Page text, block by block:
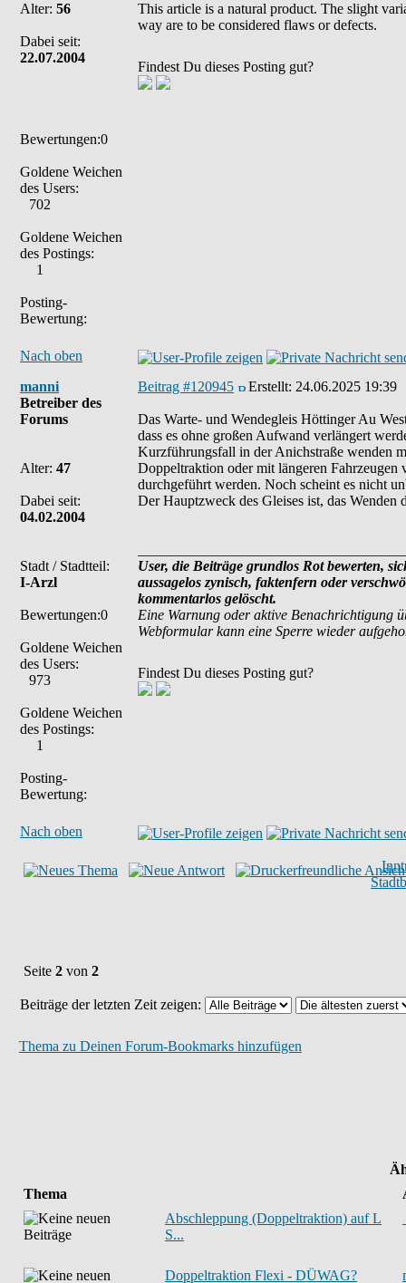
Alter: 56
Dabei seit:
22.07.2004
Bewertungen:0
Goldene Weichen
des Users:
702
Goldene Weichen
des Postings:
1
Posting-
Bewertung:
This article is a natural product. The slight
way are to be considered flaws or defects.
Findest Du dieses Posting gut?
Nach oben
manni
Betreiber des
Forums
Alter: 47
Dabei seit:
04.02.2004
Stadt / Stadtteil:
I-Arzl
Bewertungen:0
Goldene Weichen
des Users:
973
Goldene Weichen
des Postings:
1
Posting-
Bewertung:
Beitrag #120945 Erstellt: 24.06.2025 19:39
Das Warte- und Wendegleis Höttinger Au
dass es ohne großen Aufwand verlängert
Kurzführungsfall in der Anichstraße wenden
Doppeltraktion oder mit längeren Fahrzeugen
durchgeführt werden. Noch scheint es nicht
Der Hauptzweck des Gleises ist, das Wenden
User, die Beiträge grundlos Rot bewerten,
aussagelos zynisch, faktenfern oder
kommentarlos gelöscht.
Eine Warnung oder aktive Benachrichtigung
Webformular kann eine Sperre wieder
Findest Du dieses Posting gut?
Nach oben
Seite 2 von 2
Beiträge der letzten Zeit zeigen:
Thema zu Deinen Forum-Bookmarks hinzufügen
Thema
Abschleppung (Doppeltraktion) auf L
S...
Doppeltraktion Flexi - DÜWAG?